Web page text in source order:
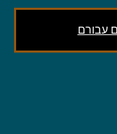
עבורם